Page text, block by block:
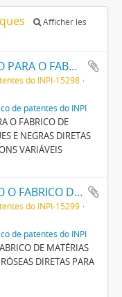
Afficher les
UM NOVO PROCESSO PARA O FABRICO DE MATERIAS CORANTES AZUES E NEGRAS DIRECTAS PARA O ALGODÃO COM TONS VARIAVEIS
do INPI-15298
de patentes do INPI
O FABRICO DE
E NEGRAS DIRETAS
VARIÁVEIS
UM NOVO PROCESSO O FABRICO DE MATERIAS CORANTES VERMELHAS E ROSEAS DIRECTAS PARA ALGODÃO
do INPI-15299
de patentes do INPI
DE MATÉRIAS
DIRETAS PARA